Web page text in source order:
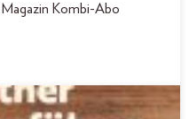
Kombi-Abo